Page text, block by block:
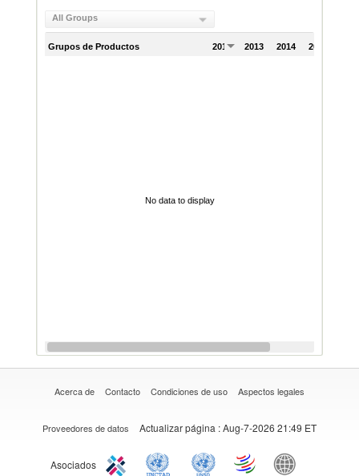
All Groups
Grupos de Productos 2012 2013 2014 2015
No data to display
Acerca de Contacto Condiciones de uso Aspectos legales
Proveedores de datos Actualizar página : Aug-7-2026 21:49 ET
Asociados